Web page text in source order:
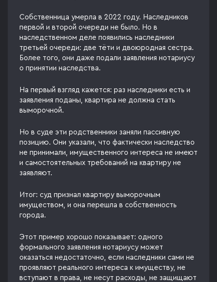
Собственница умерла в 2022 году. Наследников
первой и второй очереди не было. Но в
наследственном деле появились наследники
третьей очереди: две тёти и двоюродная сестра.
Более того, они даже подали заявления нотариусу
о принятии наследства.
На первый взгляд кажется: раз наследники есть и
заявления поданы, квартира не должна стать
выморочной.
Но в суде эти родственники заняли пассивную
позицию. Они указали, что фактически наследство
не принимали, имущественного интереса не имеют
и самостоятельных требований на квартиру не
заявляют.
Итог: суд признал квартиру выморочным
имуществом, и она перешла в собственность
города.
Этот пример хорошо показывает: одного
формального заявления нотариусу может
оказаться недостаточно, если наследники сами не
проявляют реального интереса к имуществу, не
вступают в права, не несут расходы, не защищают